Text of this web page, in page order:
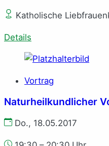
Katholische
Details
Vortrag
Naturheilkundlicher
Do., 18.05.2017